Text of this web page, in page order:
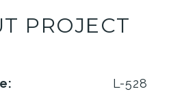
PROJECT
L-528